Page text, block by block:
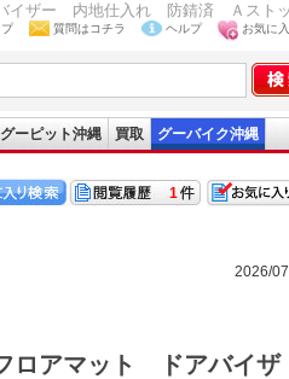
バイザー 内地仕入れ 防錆済 Ａスト
質問はコチラ ヘルプ お気に
グーピット沖縄 買取 グーバイク沖縄
1
2026/
ロアマット ドアバイザ